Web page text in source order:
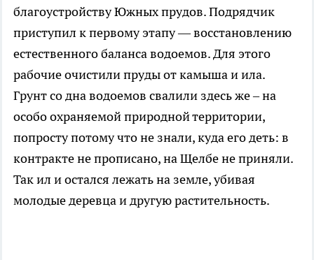
благоустройству Южных прудов. Подрядчик
приступил к первому этапу — восстановлению
естественного баланса водоемов. Для этого
рабочие очистили пруды от камыша и ила.
Грунт со дна водоемов свалили здесь же – на
особо охраняемой природной территории,
попросту потому что не знали, куда его деть: в
контракте не прописано, на Щелбе не приняли.
Так ил и остался лежать на земле, убивая
молодые деревца и другую растительность.